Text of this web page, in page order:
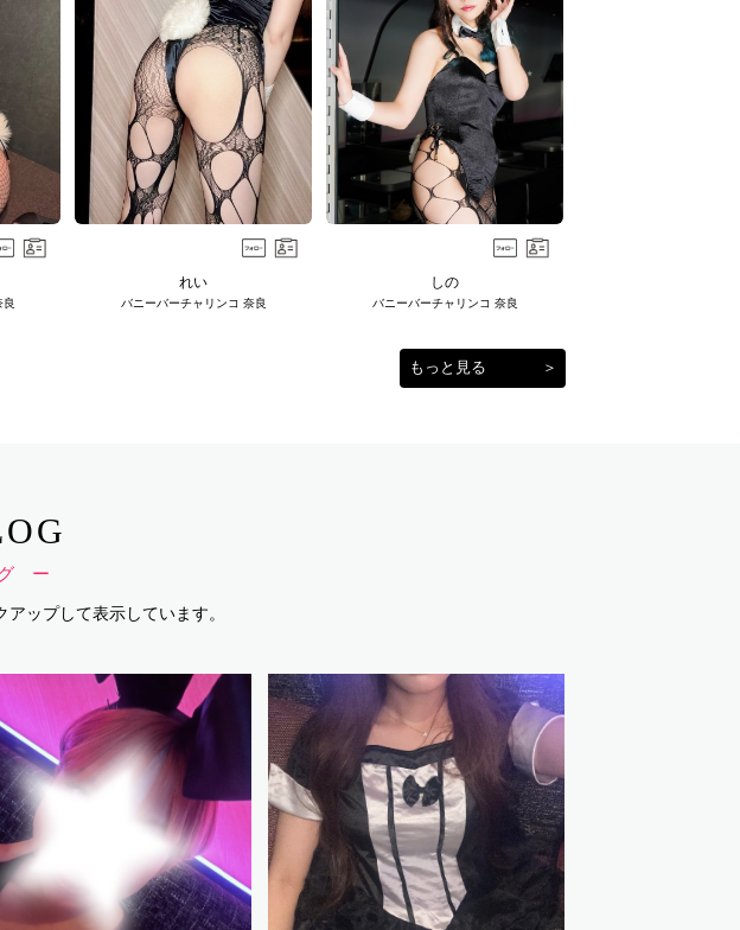
良
れい
バニーバーチャリンコ 奈良
しの
バニーバーチャリンコ 奈良
もっと見る ＞
ー
アップして表示しています。